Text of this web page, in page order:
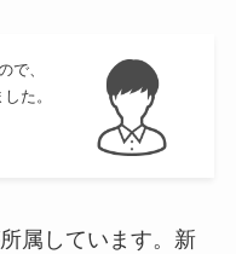
で、
た。
属しています。新